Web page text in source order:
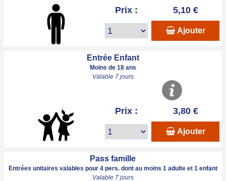
Prix : 5,10 €
Ajouter
Entrée Enfant
Moins de 18 ans
Valable 7 jours
Prix : 3,80 €
Ajouter
Pass famille
Entrées unitaires valables pour 4 pers. dont au moins 1 adulte et 1 enfant
Valable 7 jours